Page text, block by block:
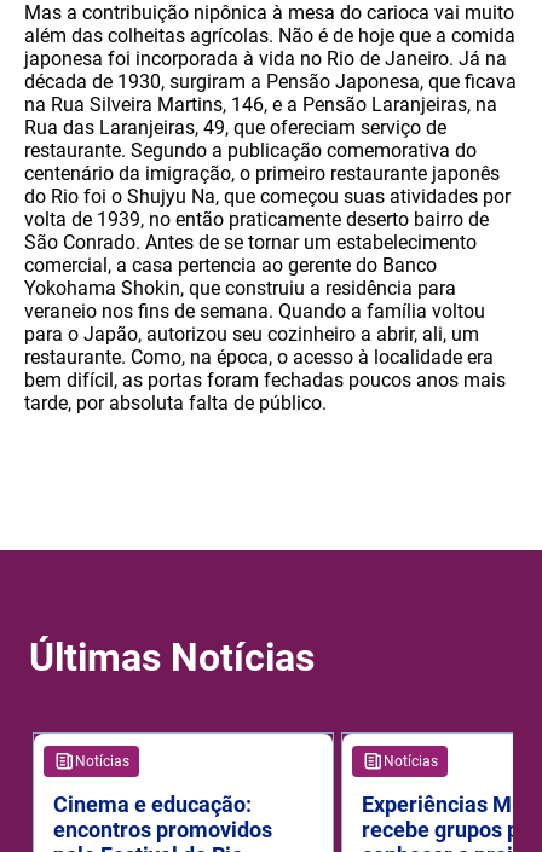
Mas a contribuição nipônica à mesa do carioca vai muito
além das colheitas agrícolas. Não é de hoje que a comida
japonesa foi incorporada à vida no Rio de Janeiro. Já na
década de 1930, surgiram a Pensão Japonesa, que ficava
na Rua Silveira Martins, 146, e a Pensão Laranjeiras, na
Rua das Laranjeiras, 49, que ofereciam serviço de
restaurante. Segundo a publicação comemorativa do
centenário da imigração, o primeiro restaurante japonês
do Rio foi o Shujyu Na, que começou suas atividades por
volta de 1939, no então praticamente deserto bairro de
São Conrado. Antes de se tornar um estabelecimento
comercial, a casa pertencia ao gerente do Banco
Yokohama Shokin, que construiu a residência para
veraneio nos fins de semana. Quando a família voltou
para o Japão, autorizou seu cozinheiro a abrir, ali, um
restaurante. Como, na época, o acesso à localidade era
bem difícil, as portas foram fechadas poucos anos mais
tarde, por absoluta falta de público.
Últimas Notícias
Notícias
Cinema e educação:
encontros promovidos
Notícias
Experiências
recebe grupos